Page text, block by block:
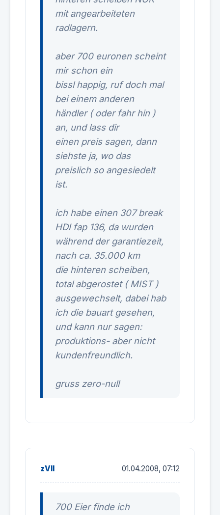
mit angearbeiteten
radlagern.
aber 700 euronen scheint
mir schon ein
bissl happig, ruf doch mal
bei einem anderen
händler ( oder fahr hin )
an, und lass dir
einen preis sagen, dann
siehste ja, wo das
preislich so angesiedelt
ist.
ich habe einen 307 break
HDI fap 136, da wurden
während der garantiezeit,
nach ca. 35.000 km
die hinteren scheiben,
total abgerostet ( MIST )
ausgewechselt, dabei hab
ich die bauart gesehen,
und kann nur sagen:
produktions- aber nicht
kundenfreundlich.
gruss zero-null
zVII 01.04.2008, 07:12
700 Eier finde ich